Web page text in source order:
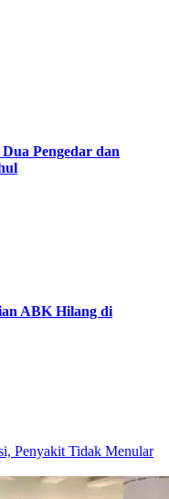
Pengedar dan
ABK Hilang di
Penyakit Tidak Menular